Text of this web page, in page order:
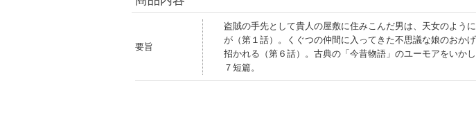
要旨
盗賊の手先として貴人の屋敷に住みこんだ男は、天女のよう
が（第１話）。くぐつの仲間に入ってきた不思議な娘のおか
招かれる（第６話）。古典の「今昔物語」のユーモアをいか
７短篇。